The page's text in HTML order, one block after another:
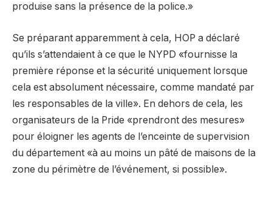
produise sans la présence de la police.»
Se préparant apparemment à cela, HOP a déclaré
qu’ils s’attendaient à ce que le NYPD «fournisse la
première réponse et la sécurité uniquement lorsque
cela est absolument nécessaire, comme mandaté par
les responsables de la ville». En dehors de cela, les
organisateurs de la Pride «prendront des mesures»
pour éloigner les agents de l’enceinte de supervision
du département «à au moins un pâté de maisons de la
zone du périmètre de l’événement, si possible».